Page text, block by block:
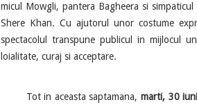
micul Mowgli, pantera Bagheera si
Shere Khan. Cu ajutorul unor costume
spectacolul transpune publicul in mijlocul
loialitate, curaj si acceptare.
Tot in aceasta saptamana, marti, 30